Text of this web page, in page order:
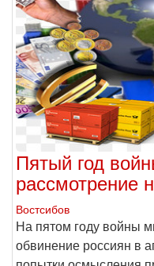
Пятый год
рассмотрение
Востсибов
На пятом году войны
обвинение россиян в